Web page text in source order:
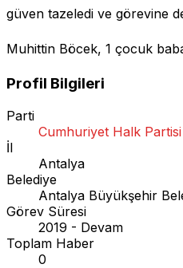
güven tazeledi ve görevine
Muhittin Böcek, 1 çocuk
Profil Bilgileri
Parti
Cumhuriyet Halk Partisi
İl
Antalya
Belediye
Antalya Büyükşehir
Görev Süresi
2019 - Devam
Toplam Haber
0